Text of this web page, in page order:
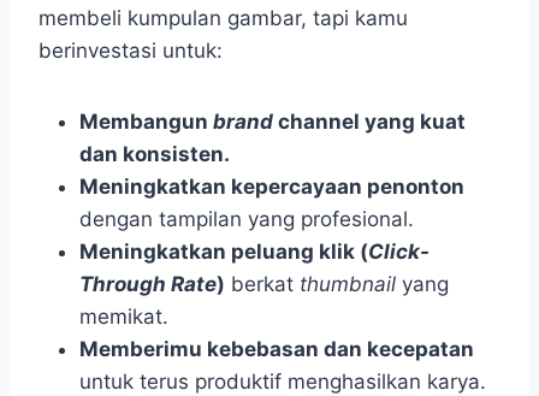
membeli kumpulan gambar, tapi kamu
berinvestasi untuk:
Membangun brand channel yang kuat
dan konsisten.
Meningkatkan kepercayaan penonton
dengan tampilan yang profesional.
Meningkatkan peluang klik (Click-
Through Rate) berkat thumbnail yang
memikat.
Memberimu kebebasan dan kecepatan
untuk terus produktif menghasilkan karya.